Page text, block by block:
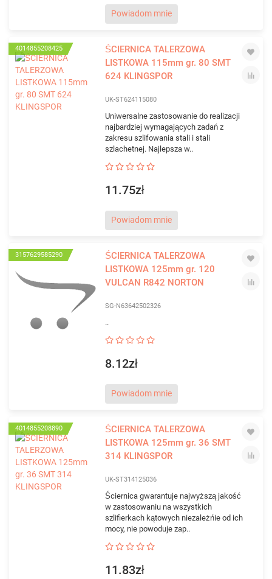
Powiadom mnie
4014855208425
ŚCIERNICA TALERZOWA
LISTKOWA 115mm gr. 80 SMT
624 KLINGSPOR
UK-ST624115080
Uniwersalne zastosowanie do realizacji
najbardziej wymagających zadań z
zakresu szlifowania stali i stali
szlachetnej. Najlepsza w..
11.75zł
Powiadom mnie
3157629585290
ŚCIERNICA TALERZOWA
LISTKOWA 125mm gr. 120
VULCAN R842 NORTON
SG-N63642502326
..
8.12zł
Powiadom mnie
4014855208890
ŚCIERNICA TALERZOWA
LISTKOWA 125mm gr. 36 SMT
314 KLINGSPOR
UK-ST314125036
Ściernica gwarantuje najwyższą jakość
w zastosowaniu na wszystkich
szlifierkach kątowych niezależńie od ich
mocy, nie powoduje zap..
11.83zł